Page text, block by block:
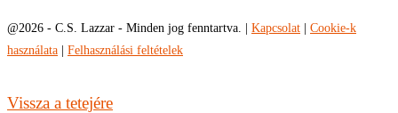
@2026 - C.S. Lazzar - Minden jog fenntartva. | Kapcsolat
Cookie-k
használata
Felhasználási feltételek
Vissza a tetejére